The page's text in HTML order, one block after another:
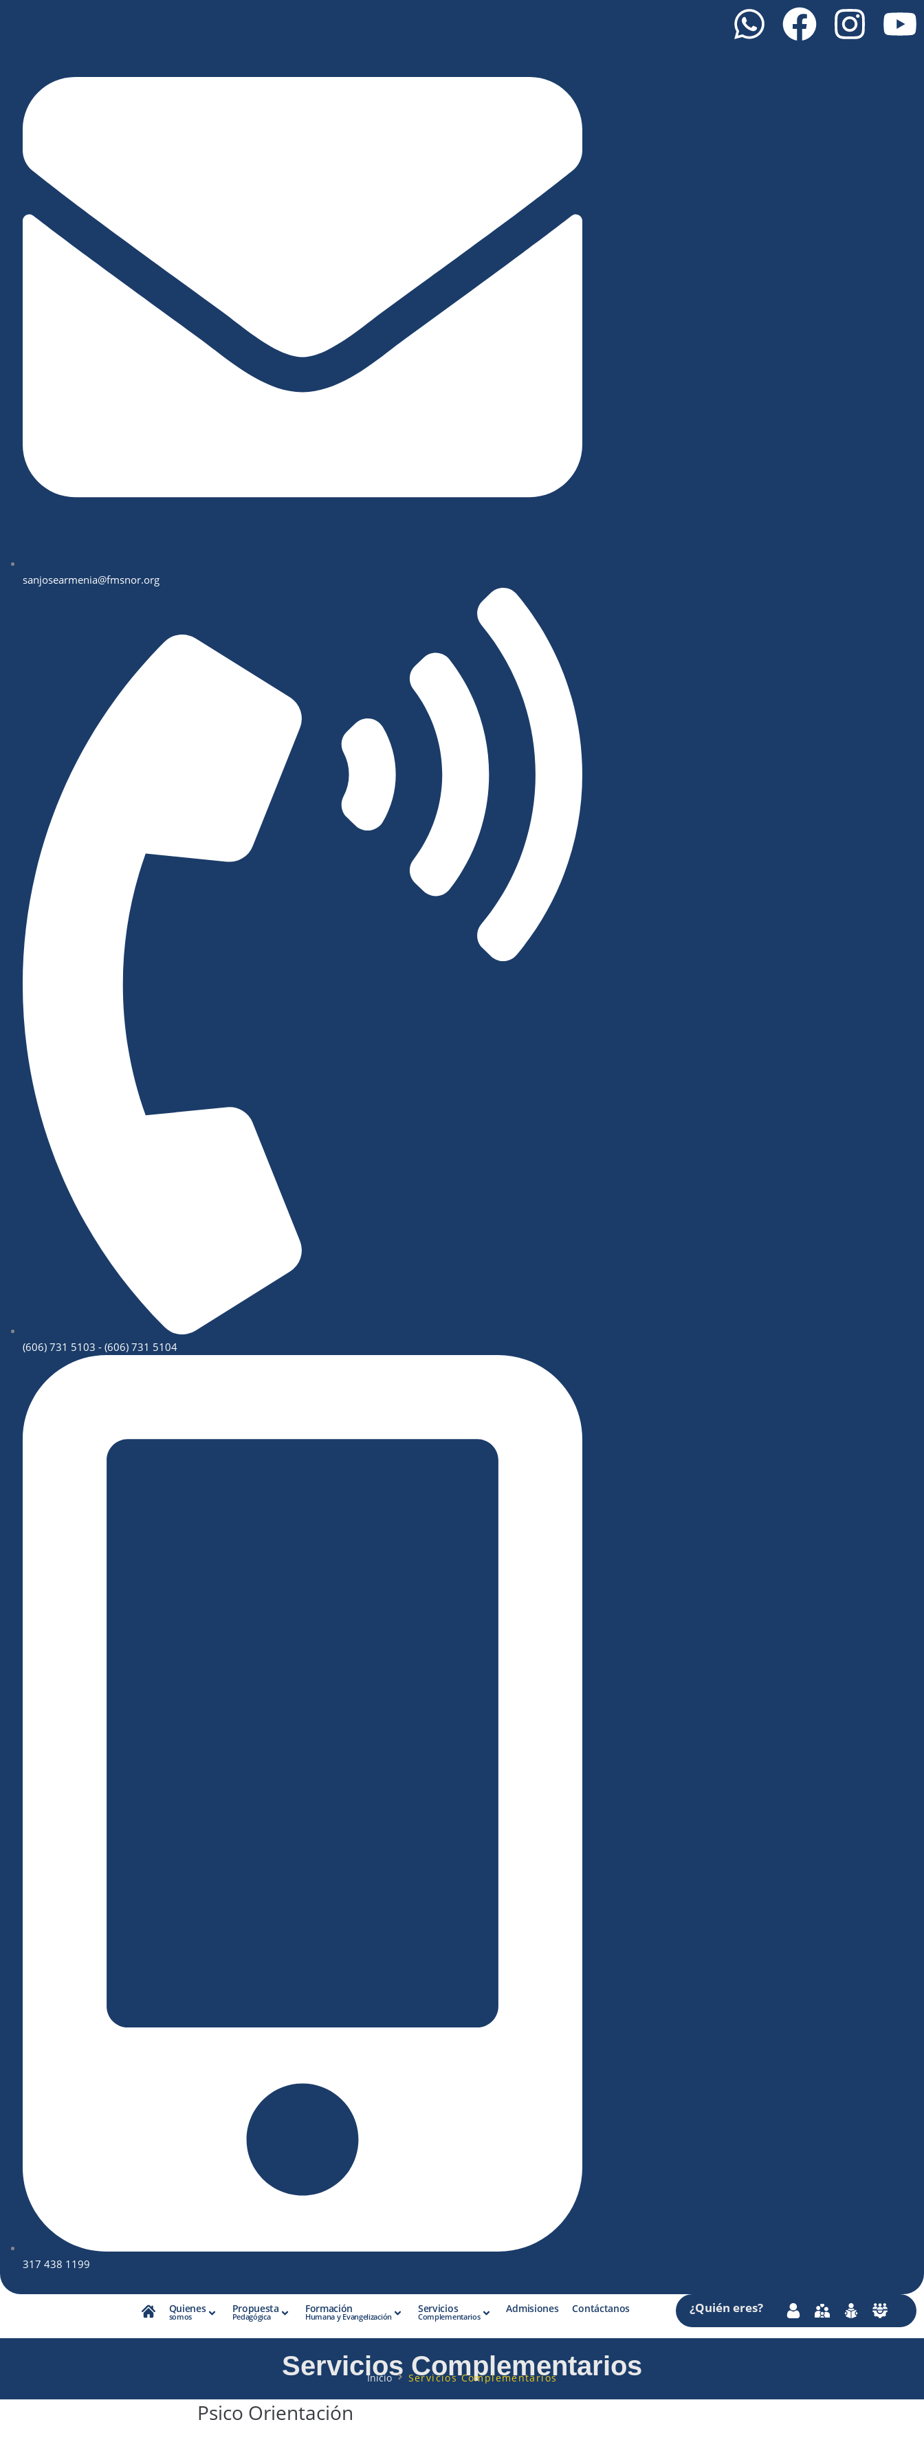
sanjosearmenia@fmsnor.org
(606) 731 5103 - (606) 731 5104
317 438 1199
Quienes
somos
Propuesta
Pedagógica
Formación
Humana y Evangelización
Servicios
Complementarios
Admisiones Contáctanos ¿Quiéneres?
Servicios Complementarios
Inicio Servicios Complementarios
Psico Orientación